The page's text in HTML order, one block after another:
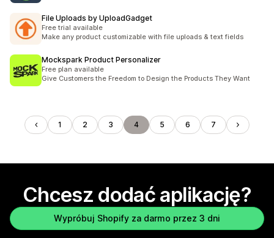
File Uploads by UploadGadget
Free trial available
Make any product customizable with file uploads & text fields
Mockspark Product Personalizer
Free plan available
Give Customers the Freedom to Design the Products They Want
1 2 3 4 5 6 7
Chcesz dodać aplikację?
Wypróbuj Shopify za darmo przez 3 dni